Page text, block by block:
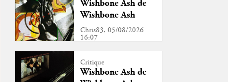
Wishbone Ash de
Wishbone Ash
Chris83, 05/08/2026
16:07
cette chronique, ce ...
Critique
Wishbone Ash de